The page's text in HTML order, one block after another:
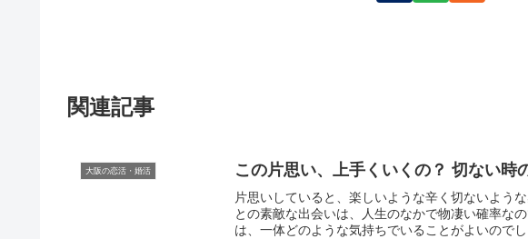
関連記事
大阪の恋活・婚活 この片思い、上手くいくの？ 切ない時
片思いしていると、楽しいような辛く切ないよう
との素敵な出会いは、人生のなかで物凄い確率な
は、一体どのような気持ちでいることがよいのでし